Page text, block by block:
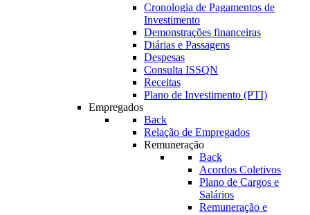
Cronologia de Pagamentos de
Investimento
Demonstrações financeiras
Diárias e Passagens
Despesas
Consulta ISSQN
Receitas
Plano de Investimento (PTI)
Empregados
Back
Relação de Empregados
Remuneração
Back
Acordos Coletivos
Plano de Cargos e
Salários
Remuneração e